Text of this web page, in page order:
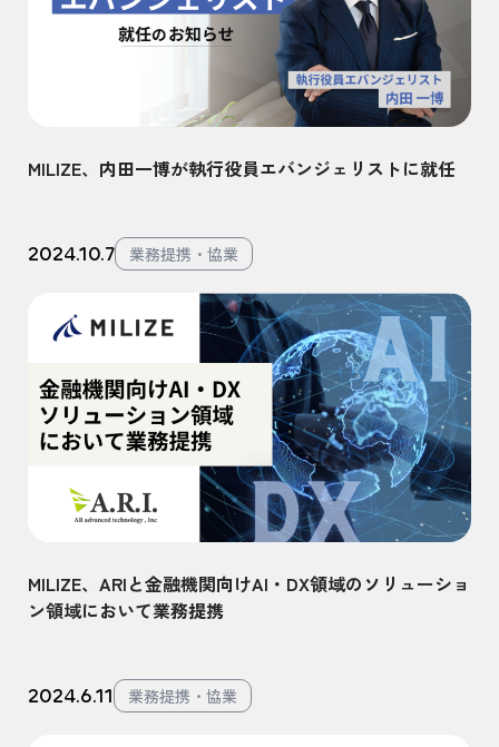
MILIZE、内田一博が執行役員エバンジェリストに就任
2024.10.7 業務提携・協業
MILIZE、ARIと金融機関向けAI・DX領域のソリューショ
ン領域において業務提携
2024.6.11 業務提携・協業